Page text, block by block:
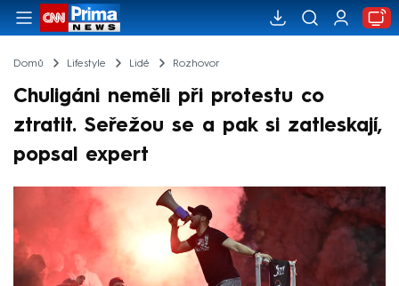
Domů Lifestyle Lidé Rozhovor
Chuligáni neměli při protestu co
ztratit. Seřežou se a pak si zatleskají,
popsal expert